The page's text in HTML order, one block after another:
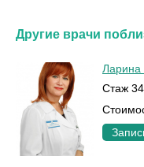
Другие врачи
Ларина
Стаж 34